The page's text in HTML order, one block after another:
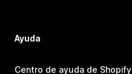
Ayuda
Centro de ayuda de Shopify